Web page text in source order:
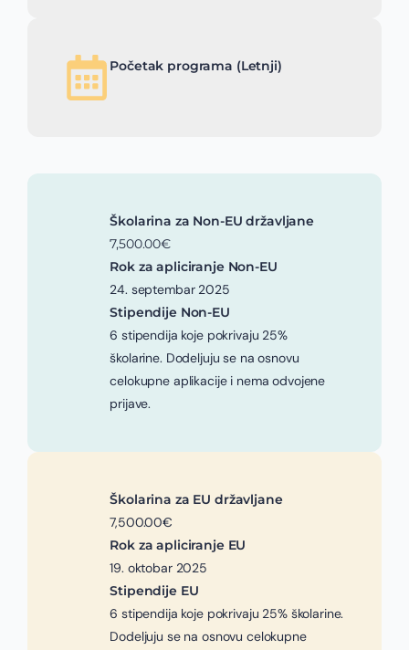
Početak programa (Letnji)
Školarina za Non-EU državljane
7,500.00€
Rok za apliciranje Non-EU
24. septembar 2025
Stipendije Non-EU
6 stipendija koje pokrivaju 25%
školarine. Dodeljuju se na osnovu
celokupne aplikacije i nema odvojene
prijave.
Školarina za EU državljane
7,500.00€
Rok za apliciranje EU
19. oktobar 2025
Stipendije EU
6 stipendija koje pokrivaju 25% školarine.
Dodeljuju se na osnovu celokupne